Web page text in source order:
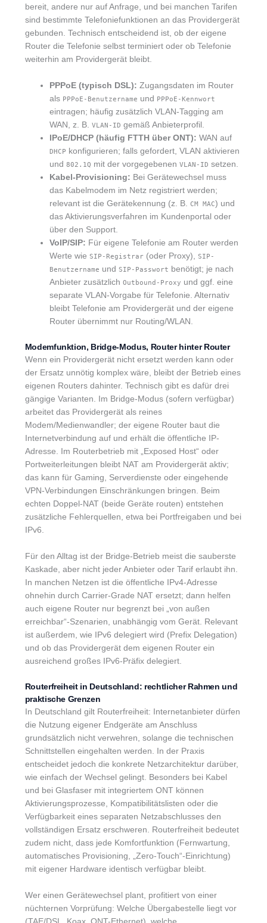
bereit, andere nur auf Anfrage, und bei manchen Tarifen
sind bestimmte Telefoniefunktionen an das Providergerät
gebunden. Technisch entscheidend ist, ob der eigene
Router die Telefonie selbst terminiert oder ob Telefonie
weiterhin am Providergerät bleibt.
PPPoE (typisch DSL): Zugangsdaten im Router
als PPPoE-Benutzername und PPPoE-Kennwort
eintragen; häufig zusätzlich VLAN-Tagging am
WAN, z. B. VLAN-ID gemäß Anbieterprofil.
IPoE/DHCP (häufig FTTH über ONT): WAN auf
DHCP konfigurieren; falls gefordert, VLAN aktivieren
und 802.1Q mit der vorgegebenen VLAN-ID setzen.
Kabel-Provisioning: Bei Gerätewechsel muss
das Kabelmodem im Netz registriert werden;
relevant ist die Gerätekennung (z. B. CM MAC) und
das Aktivierungsverfahren im Kundenportal oder
über den Support.
VoIP/SIP: Für eigene Telefonie am Router werden
Werte wie SIP-Registrar(oder Proxy), SIP-
Benutzername und SIP-Passwort benötigt; je nach
Anbieter zusätzlich Outbound-Proxy und ggf. eine
separate VLAN-Vorgabe für Telefonie. Alternativ
bleibt Telefonie am Providergerät und der eigene
Router übernimmt nur Routing/WLAN.
Modemfunktion, Bridge-Modus, Router hinter Router
Wenn ein Providergerät nicht ersetzt werden kann oder
der Ersatz unnötig komplex wäre, bleibt der Betrieb eines
eigenen Routers dahinter. Technisch gibt es dafür drei
gängige Varianten. Im Bridge-Modus (sofern verfügbar)
arbeitet das Providergerät als reines
Modem/Medienwandler; der eigene Router baut die
Internetverbindung auf und erhält die öffentliche IP-
Adresse. Im Routerbetrieb mit „Exposed Host“ oder
Portweiterleitungen bleibt NAT am Providergerät aktiv;
das kann für Gaming, Serverdienste oder eingehende
VPN-Verbindungen Einschränkungen bringen. Beim
echten Doppel-NAT (beide Geräte routen) entstehen
zusätzliche Fehlerquellen, etwa bei Portfreigaben und bei
IPv6.
Für den Alltag ist der Bridge-Betrieb meist die sauberste
Kaskade, aber nicht jeder Anbieter oder Tarif erlaubt ihn.
In manchen Netzen ist die öffentliche IPv4-Adresse
ohnehin durch Carrier-Grade NAT ersetzt; dann helfen
auch eigene Router nur begrenzt bei „von außen
erreichbar“-Szenarien, unabhängig vom Gerät. Relevant
ist außerdem, wie IPv6 delegiert wird (Prefix Delegation)
und ob das Providergerät dem eigenen Router ein
ausreichend großes IPv6-Präfix delegiert.
Routerfreiheit in Deutschland: rechtlicher Rahmen und
praktische Grenzen
In Deutschland gilt Routerfreiheit: Internetanbieter dürfen
die Nutzung eigener Endgeräte am Anschluss
grundsätzlich nicht verwehren, solange die technischen
Schnittstellen eingehalten werden. In der Praxis
entscheidet jedoch die konkrete Netzarchitektur darüber,
wie einfach der Wechsel gelingt. Besonders bei Kabel
und bei Glasfaser mit integriertem ONT können
Aktivierungsprozesse, Kompatibilitätslisten oder die
Verfügbarkeit eines separaten Netzabschlusses den
vollständigen Ersatz erschweren. Routerfreiheit bedeutet
zudem nicht, dass jede Komfortfunktion (Fernwartung,
automatisches Provisioning, „Zero-Touch“-Einrichtung)
mit eigener Hardware identisch verfügbar bleibt.
Wer einen Gerätewechsel plant, profitiert von einer
nüchternen Vorprüfung: Welche Übergabestelle liegt vor